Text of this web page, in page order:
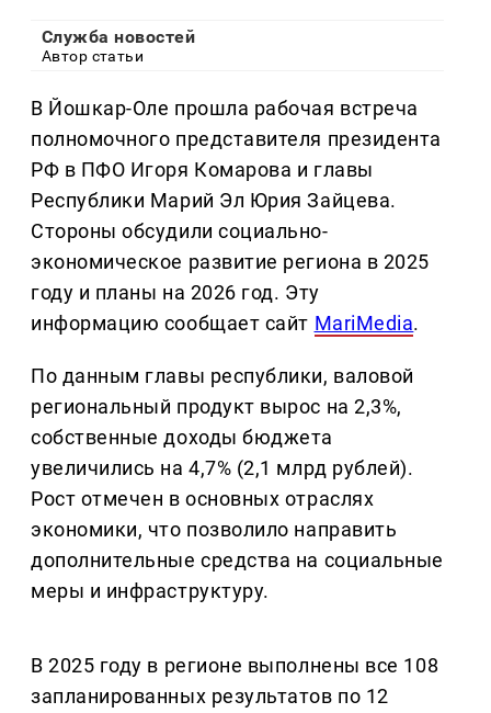
Служба новостей
Автор статьи
В Йошкар-Оле прошла рабочая встреча
полномочного представителя президента
РФ в ПФО Игоря Комарова и главы
Республики Марий Эл Юрия Зайцева.
Стороны обсудили социально-
экономическое развитие региона в 2025
году и планы на 2026 год. Эту
информацию сообщает сайт MariMedia.
По данным главы республики, валовой
региональный продукт вырос на 2,3%,
собственные доходы бюджета
увеличились на 4,7% (2,1 млрд рублей).
Рост отмечен в основных отраслях
экономики, что позволило направить
дополнительные средства на социальные
меры и инфраструктуру.
В 2025 году в регионе выполнены все 108
запланированных результатов по 12